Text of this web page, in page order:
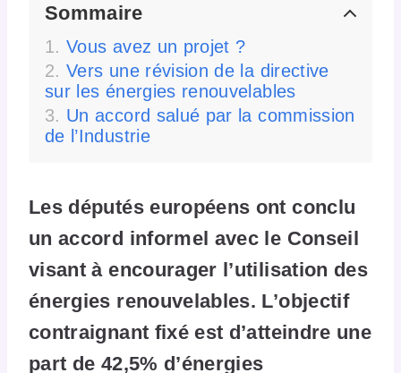
Sommaire
Vous avez un projet ?
Vers une révision de la directive
sur les énergies renouvelables
Un accord salué par la commission
de l’Industrie
Les députés européens ont conclu
un accord informel avec le Conseil
visant à encourager l’utilisation des
énergies renouvelables. L’objectif
contraignant fixé est d’atteindre une
part de 42,5% d’énergies